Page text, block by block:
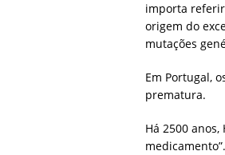
importa
origem do
mutações
Em Portugal,
prematura.
Há 2500